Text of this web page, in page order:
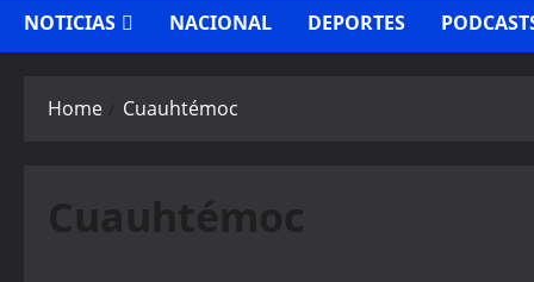
NOTICIAS NACIONAL DEPORTES
Home Cuauhtémoc
Cuauhtémoc